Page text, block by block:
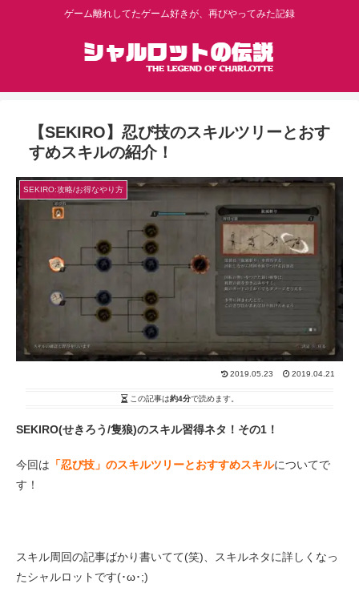
ゲーム離れしてたゲーム好きが、再びやってみた記録
【SEKIRO】忍び技のスキルツリーとおす
すめスキルの紹介！
SEKIRO:攻略/お得なやり方
2019.05.23 2019.04.21
この記事は約4分で読めます。
SEKIRO(せきろう/隻狼)のスキル習得ネタ！その1！
今回は 「忍び技」のスキルツリーとおすすめスキルについてで
す！
スキル周回の記事ばかり書いてて(笑)、スキルネタに詳しくなっ
たシャルロットです(･ω･;)